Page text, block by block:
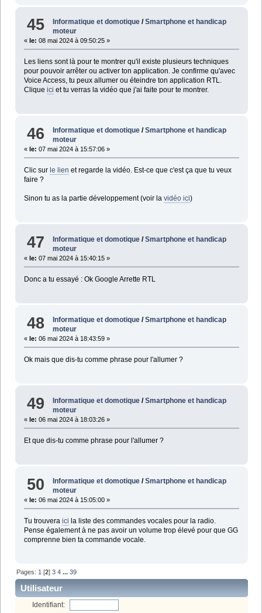
45 Informatique et domotique /Smartphone et handicap
moteur
« le: 08 mai 2024 à 09:50:25 »
Les liens sont là pour te montrer qu'il existe plusieurs techniques
pour pouvoir arrêter ou activer ton application. Je confirme qu'avec
Voice Access, tu peux allumer ou éteindre ton application RTL.
Clique ici et tu verras la vidéo que j'ai faite pour te montrer.
46 Informatique et domotique /Smartphone et handicap
moteur
« le: 07 mai 2024 à 15:57:06 »
Clic sur le lien et regarde la vidéo. Est-ce que c'est ça que tu veux
faire ?
Sinon tu as la partie développement (voir la vidéo ici)
47 Informatique et domotique /Smartphone et handicap
moteur
« le: 07 mai 2024 à 15:40:15 »
Donc a tu essayé : Ok Google Arrette RTL
48 Informatique et domotique /Smartphone et handicap
moteur
« le: 06 mai 2024 à 18:43:59 »
Ok mais que dis-tu comme phrase pour l'allumer ?
49 Informatique et domotique /Smartphone et handicap
moteur
« le: 06 mai 2024 à 18:03:26 »
Et que dis-tu comme phrase pour l'allumer ?
50 Informatique et domotique /Smartphone et handicap
moteur
« le: 06 mai 2024 à 15:05:00 »
Tu trouvera ici la liste des commandes vocales pour la radio.
Pense également à ne pas avoir un volume trop élevé pour que GG
comprenne bien ta commande vocale.
Pages: 1 [2]3 4 ...39
Utilisateur
Identifiant: